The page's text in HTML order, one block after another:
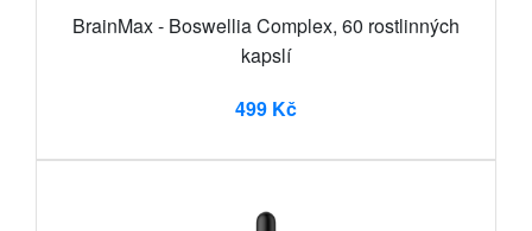
BrainMax - Boswellia Complex, 60 rostlinných
kapslí
499 Kč